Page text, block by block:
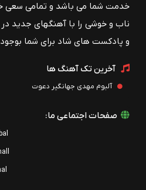
خدمت شما می باشد و تمامی سعی
ناب و خوشی را با آهنگهای جدید
و پادکست های شاد برای شما بوجود
آخرین تک آهنگ ها
آلبوم مهدی جهانگیر دعوت
صفحات اجتماعی ما: